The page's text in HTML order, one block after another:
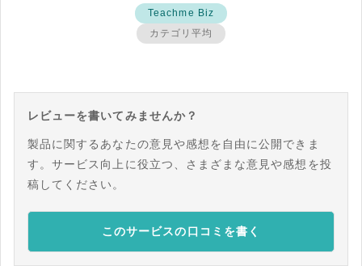
Teachme Biz
カテゴリ平均
レビューを書いてみませんか？
製品に関するあなたの意見や感想を自由に公開できま
す。サービス向上に役立つ、さまざまな意見や感想を投
稿してください。
このサービスの口コミを書く